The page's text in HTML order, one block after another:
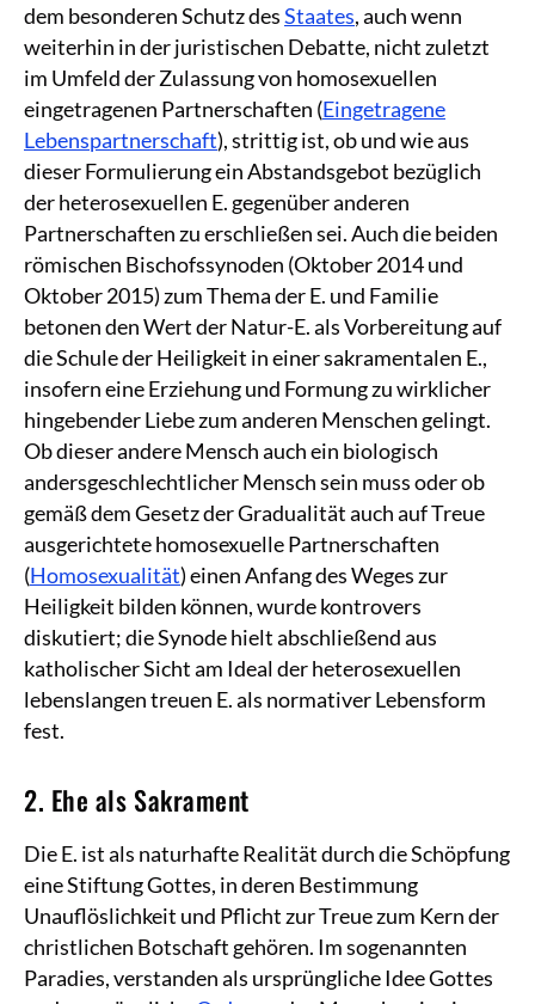
dem besonderen Schutz desStaates, auch wenn
weiterhin in der juristischen Debatte, nicht zuletzt
im Umfeld der Zulassung von homosexuellen
eingetragenen Partnerschaften (Eingetragene
Lebenspartnerschaft), strittig ist, ob und wie aus
dieser Formulierung ein Abstandsgebot bezüglich
der heterosexuellen E. gegenüber anderen
Partnerschaften zu erschließen sei. Auch die beiden
römischen Bischofssynoden (Oktober 2014 und
Oktober 2015) zum Thema der E. und Familie
betonen den Wert der Natur-E. als Vorbereitung auf
die Schule der Heiligkeit in einer sakramentalen E.,
insofern eine Erziehung und Formung zu wirklicher
hingebender Liebe zum anderen Menschen gelingt.
Ob dieser andere Mensch auch ein biologisch
andersgeschlechtlicher Mensch sein muss oder ob
gemäß dem Gesetz der Gradualität auch auf Treue
ausgerichtete homosexuelle Partnerschaften
(Homosexualität) einen Anfang des Weges zur
Heiligkeit bilden können, wurde kontrovers
diskutiert; die Synode hielt abschließend aus
katholischer Sicht am Ideal der heterosexuellen
lebenslangen treuen E. als normativer Lebensform
fest.
2. Ehe als Sakrament
Die E. ist als naturhafte Realität durch die Schöpfung
eine Stiftung Gottes, in deren Bestimmung
Unauflöslichkeit und Pflicht zur Treue zum Kern der
christlichen Botschaft gehören. Im sogenannten
Paradies, verstanden als ursprüngliche Idee Gottes